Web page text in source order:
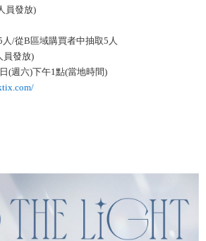
員發放)
/從B區域購買者中抽取5人
員發放)
(週六)下午1點(當地時間)